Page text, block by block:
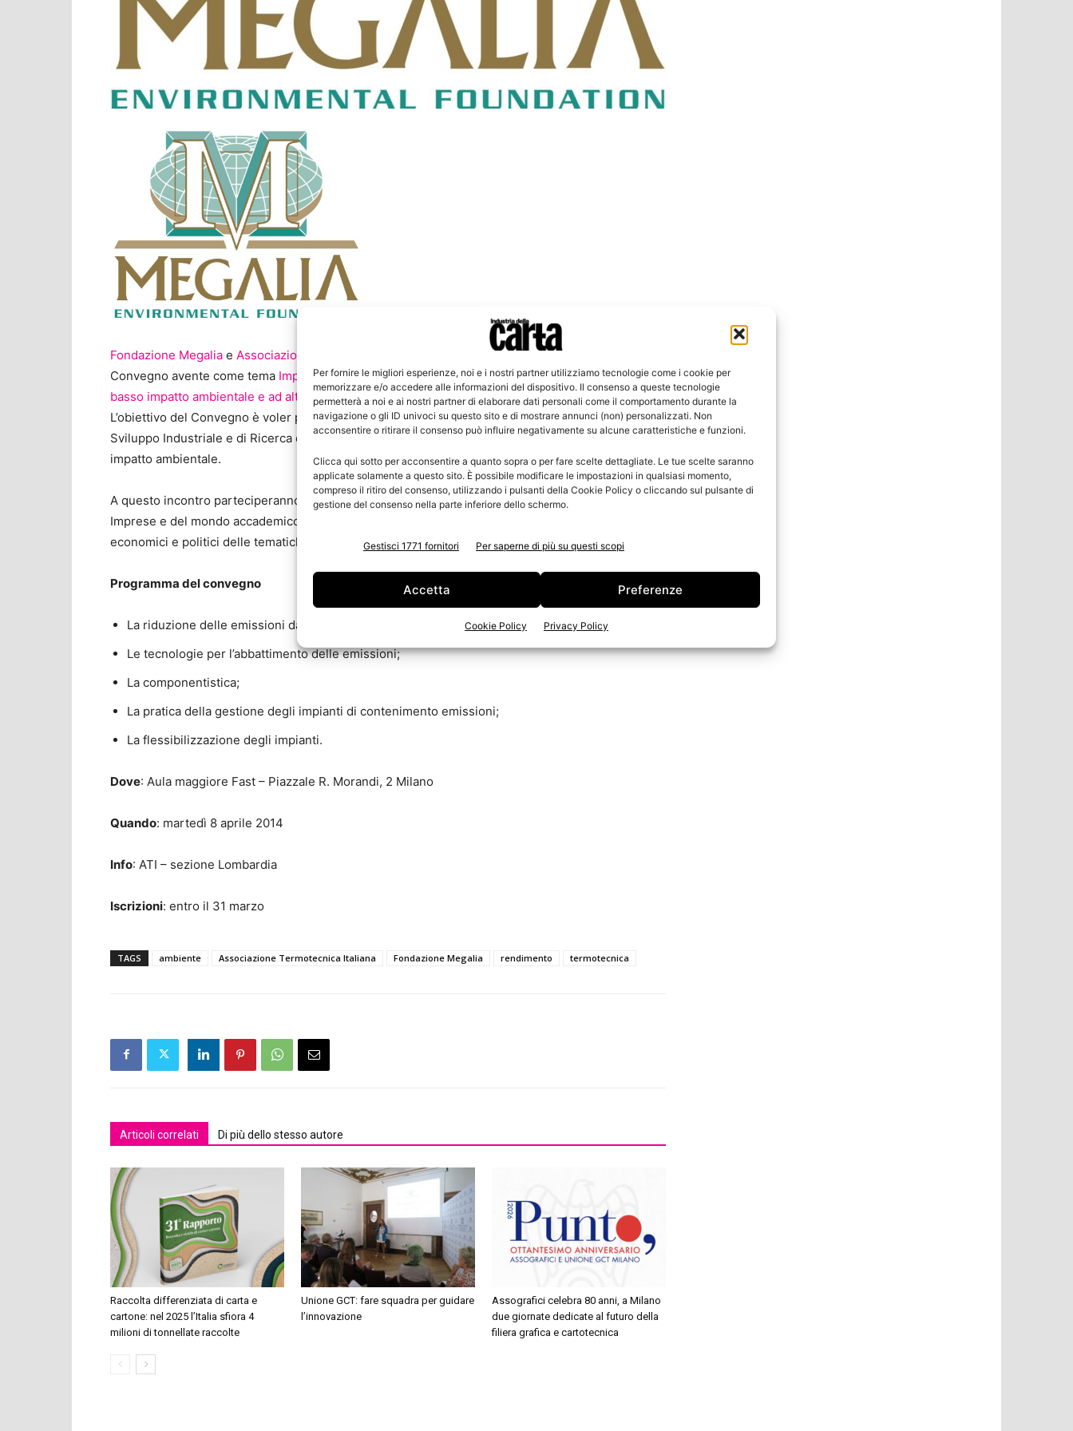
Per fornire le migliori esperienze, noi e i nostri partner utilizziamo tecnologie come i cookie per
memorizzare e/o accedere alle informazioni del dispositivo. Il consenso a queste tecnologie
permetterà a noi e ai nostri partner di elaborare dati personali come il comportamento durante la
navigazione o gli ID univoci su questo sito e di mostrare annunci (non) personalizzati. Non
acconsentire o ritirare il consenso può influire negativamente su alcune caratteristiche e funzioni.
Clicca qui sotto per acconsentire a quanto sopra o per fare scelte dettagliate. Le tue scelte saranno
applicate solamente a questo sito. È possibile modificare le impostazioni in qualsiasi momento,
compreso il ritiro del consenso, utilizzando i pulsanti della Cookie Policy o cliccando sul pulsante di
gestione del consenso nella parte inferiore dello schermo.
Gestisci 1771 fornitori Per saperne di più su questi scopi
Accetta Preferenze
Cookie Policy Privacy Policy
Fondazione Megalia e Associazione Termotecnica Italiana
Sezione Lombardia, organizzano un
Convegno avente come tema Impianti termotecnici per un’energia pulita. Tecnologie flessibili a
basso impatto ambientale e ad alto rendimento che si terrà aMilanoil prossimo8 aprile 2014.
L’obiettivo del Convegno è voler presentare in termini ampi e approfonditi, lo stato attuale di
Sviluppo Industriale e di Ricerca delle problematiche inerenti la produzione di energia con minimo
impatto ambientale.
A questo incontro parteciperanno importanti esponenti delle Istituzioni, delle Associazioni, delle
Imprese e del mondo accademico, che affronteranno tutti gli aspetti scientifici, tecnologici,
economici e politici delle tematiche proposte dibattendo i processi in atto e le prospettive future.
Programma del convegno
La riduzione delle emissioni dalle centrali di produzione energia, aspetti generali e normativi;
Le tecnologie per l’abbattimento delle emissioni;
La componentistica;
La pratica della gestione degli impianti di contenimento emissioni;
La flessibilizzazione degli impianti.
Dove: Aula maggiore Fast – Piazzale R. Morandi, 2 Milano
Quando: martedì 8 aprile 2014
Info: ATI – sezione Lombardia
Iscrizioni: entro il 31 marzo
TAGS ambiente Associazione Termotecnica Italiana Fondazione Megalia rendimento termotecnica
Articoli correlati Di più dello stesso autore
Raccolta differenziata di carta e
cartone: nel 2025 l’Italia sfiora 4
milioni di tonnellate raccolte
Unione GCT: fare squadra per guidare
l’innovazione
Assografici celebra 80 anni, a Milano
due giornate dedicate al futuro della
filiera grafica e cartotecnica